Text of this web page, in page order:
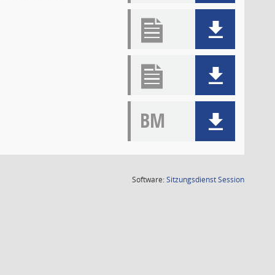
BM
Software:SitzungsdienstSession(Wird in